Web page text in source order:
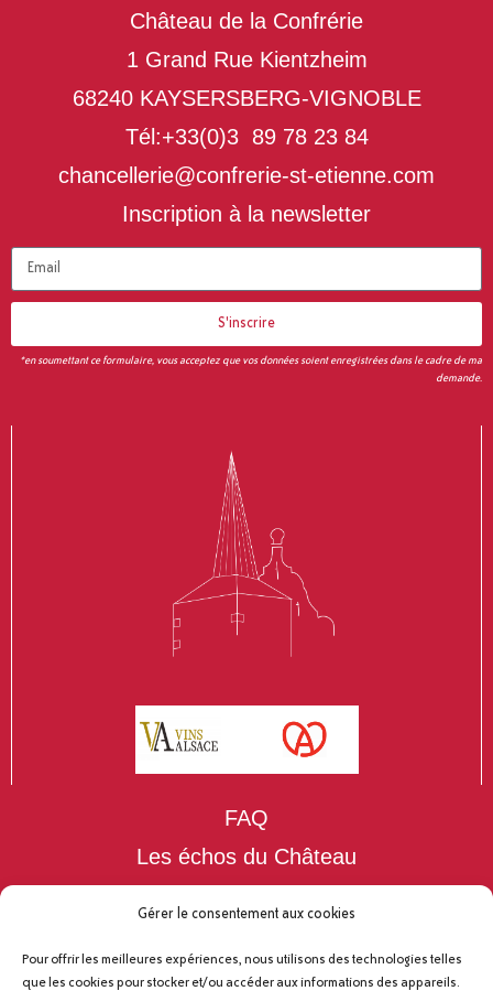
Gérer le consentement aux cookies
Pour offrir les meilleures expériences, nous utilisons des technologies telles
que les cookies pour stocker et/ou accéder aux informations des appareils.
Château de la Confrérie
1 Grand Rue Kientzheim
68240 KAYSERSBERG-VIGNOBLE
Tél:+33(0)3 89 78 23 84
moc.enneite-ts-eirerfnoc@eirellecnahc
Inscription à la newsletter
S'inscrire
*en soumettant ce formulaire, vous acceptez que vos données soient enregistrées dans le cadre de ma
demande.
FAQ
Les échos du Château
Contact